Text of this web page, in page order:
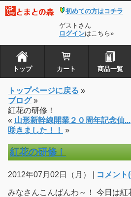
初めての方はコチラ
ゲストさん
ログインはこちら»
トップ カート 商品一覧
トップページに戻る »
ブログ»
紅花の研修！
« 山形新幹線開業２０周年記念仙...
咲きました！！ »
紅花の研修！
2012年07月02日（月） | コメント
みなさんこんばんわ～！ 今日は紅